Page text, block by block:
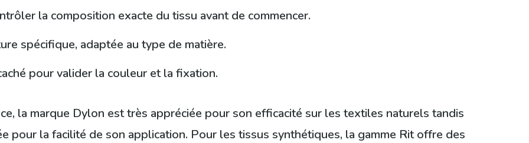
la composition exacte du tissu avant de commencer.
spécifique, adaptée au type de matière.
pour valider la couleur et la fixation.
la marque Dylon est très appréciée pour son efficacité sur les textiles naturels tandis
pour la facilité de son application. Pour les tissus synthétiques, la gamme Rit offre des